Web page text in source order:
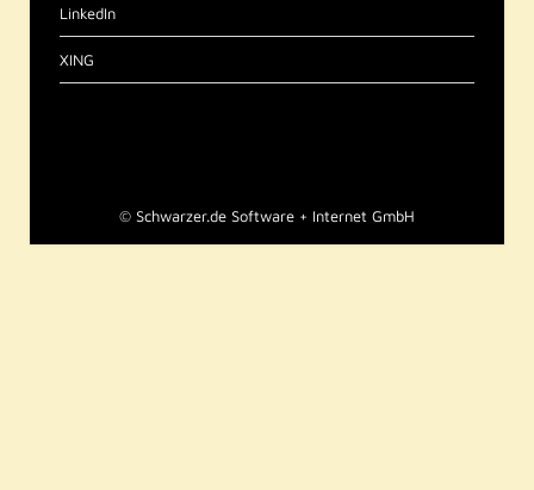
LinkedIn
XING
© Schwarzer.de Software + Internet GmbH